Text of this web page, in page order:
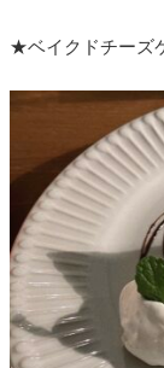
★ベイクドチーズ